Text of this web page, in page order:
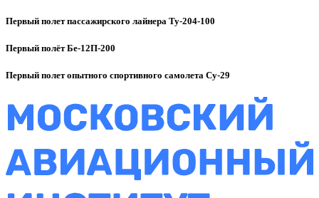
Первый полет пассажирского лайнера Ту-204-100
Первый полёт Бе-12П-200
Первый полет опытного спортивного самолета Су-29